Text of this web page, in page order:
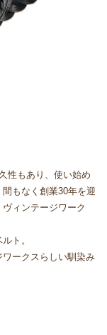
性もあり、使い始め
もなく創業30年を迎
ィンテージワーク
ト。
ークスらしい馴染み